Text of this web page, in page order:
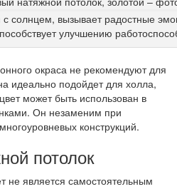
солнцем, вызывает радостные
улучшению
окраса не рекомендуют для
идеально подойдет для холла,
может быть использован в
Он незаменим при
конструкций.
потолок
не является самостоятельным